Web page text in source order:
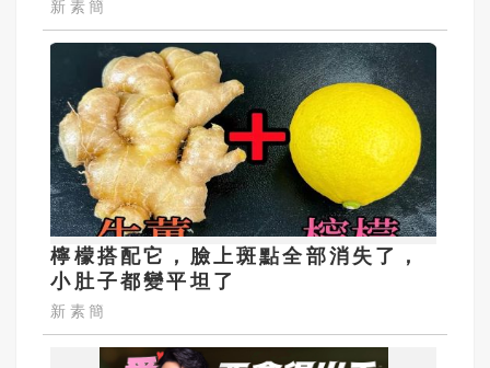
新素簡
檸檬搭配它，臉上斑點全部消失了，
小肚子都變平坦了
新素簡